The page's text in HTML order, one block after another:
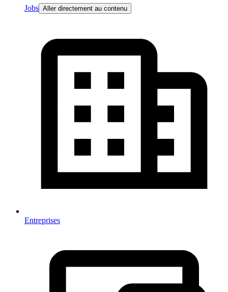
Jobs Aller directement au contenu
Entreprises